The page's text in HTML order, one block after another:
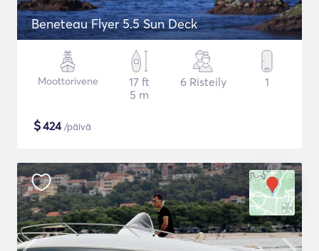
Beneteau Flyer 5.5 Sun Deck
Moottorivene
17 ft
5 m
6 Risteily 1
$424/päivä